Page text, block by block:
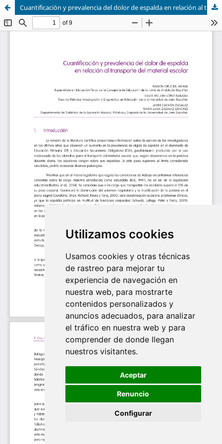
Utilizamos cookies
Usamos cookies y otras técnicas
de rastreo para mejorar tu
experiencia de navegación en
nuestra web, para mostrarte
contenidos personalizados y
anuncios adecuados, para analizar
el tráfico en nuestra web y para
comprender de donde llegan
nuestros visitantes.
Aceptar
Renuncio
Configurar
Cuantificación y prevalencia del dolor de espalda en relación al transporte del material escolar